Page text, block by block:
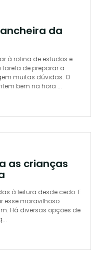
da
à rotina de estudos e
de preparar a
muitas dúvidas. O
bem na hora ...
as crianças
à leitura desde cedo. E
esse maravilhoso
Há diversas opções de